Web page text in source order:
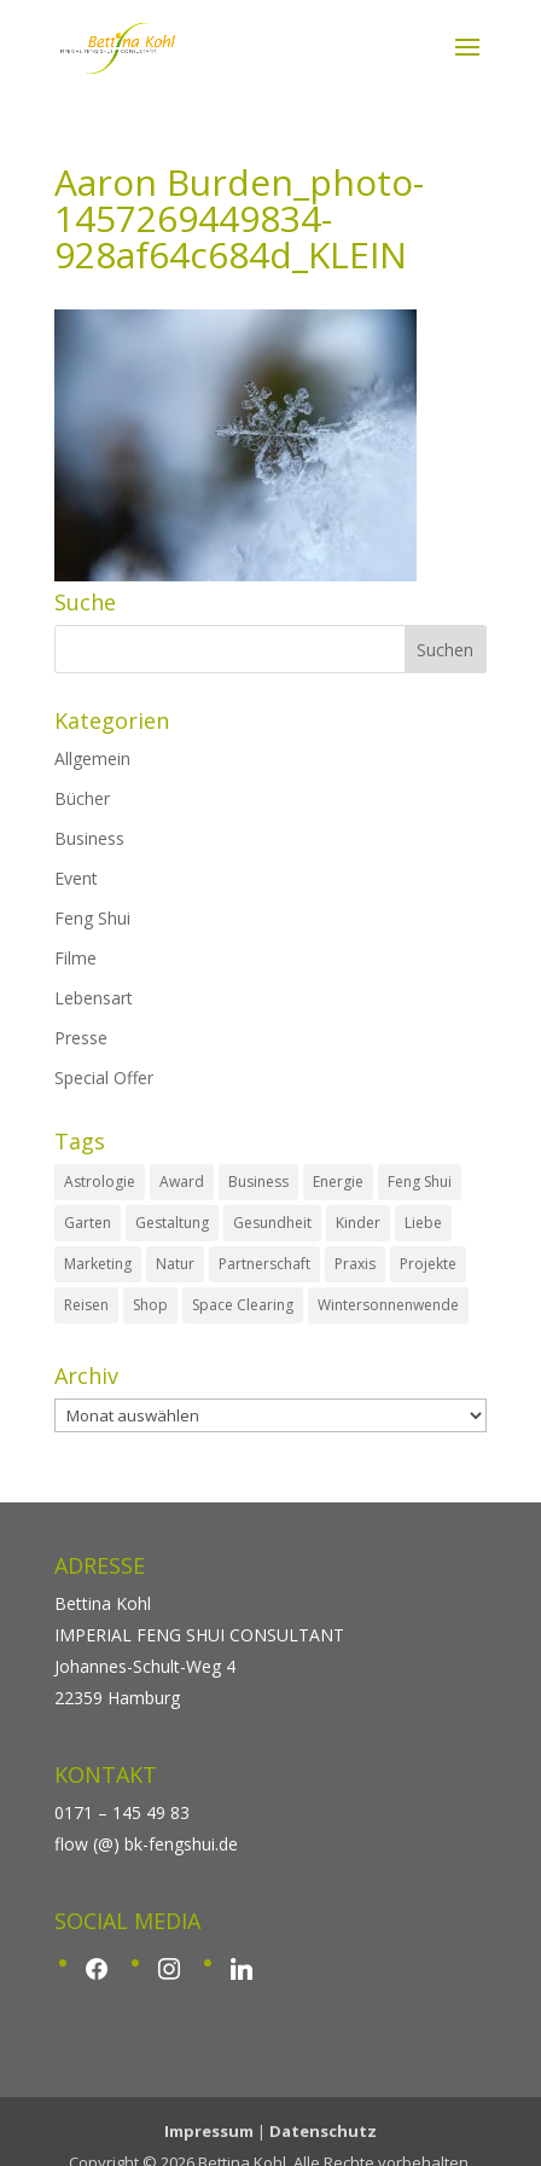
Aaron Burden_photo-
1457269449834-
928af64c684d_KLEIN
Suche
Kategorien
Allgemein
Bücher
Business
Event
Feng Shui
Filme
Lebensart
Presse
Special Offer
Tags
Astrologie Award Business Energie
Feng Shui
Garten
Gestaltung Gesundheit Kinder
Liebe
Marketing
Natur Partnerschaft Praxis
Projekte
Reisen
Shop Space Clearing Wintersonnenwende
Archiv
Archiv
ADRESSE
Bettina Kohl
IMPERIAL FENG SHUI CONSULTANT
Johannes-Schult-Weg 4
22359 Hamburg
KONTAKT
0171 – 145 49 83
flow (@) bk-fengshui.de
SOCIAL MEDIA
facebook instagram linkedin
Impressum | Datenschutz